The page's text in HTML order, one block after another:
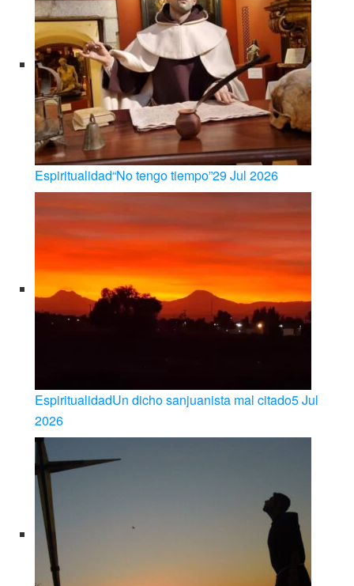
Espiritualidad“No tengo tiempo”29 Jul 2026
EspiritualidadUn dicho sanjuanista mal citado5 Jul
2026